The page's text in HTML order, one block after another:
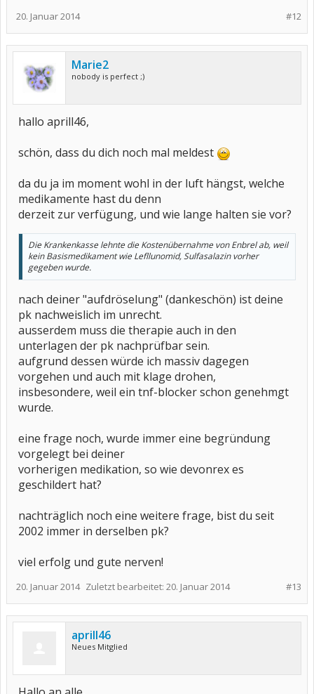
#12
20. Januar 2014
Marie2
nobody is perfect ;)
hallo aprill46,
schön, dass du dich noch mal meldest
da du ja im moment wohl in der luft hängst, welche
medikamente hast du denn
derzeit zur verfügung, und wie lange halten sie vor?
Die Krankenkasse lehnte die Kostenübernahme von Enbrel ab, weil
kein Basismedikament wie Lefllunomid, Sulfasalazin vorher
gegeben wurde.
nach deiner "aufdröselung" (dankeschön) ist deine
pk nachweislich im unrecht.
ausserdem muss die therapie auch in den
unterlagen der pk nachprüfbar sein.
aufgrund dessen würde ich massiv dagegen
vorgehen und auch mit klage drohen,
insbesondere, weil ein tnf-blocker schon genehmgt
wurde.
eine frage noch, wurde immer eine begründung
vorgelegt bei deiner
vorherigen medikation, so wie devonrex es
geschildert hat?
nachträglich noch eine weitere frage, bist du seit
2002 immer in derselben pk?
viel erfolg und gute nerven!
#13
20. Januar 2014 Zuletzt bearbeitet: 20. Januar 2014
aprill46
Neues Mitglied